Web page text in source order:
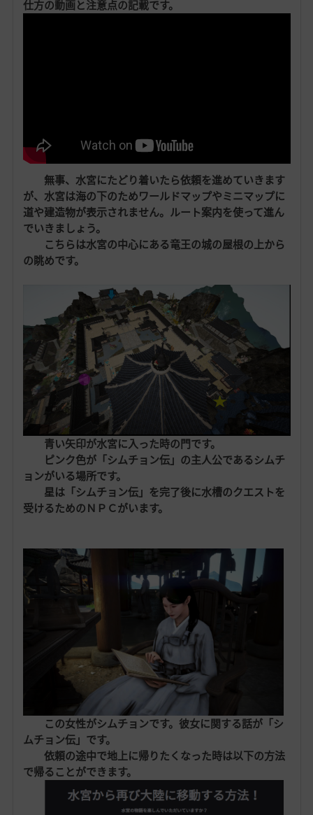
仕方の動画と注意点の記載です。
無事、水宮にたどり着いたら依頼を進めていきます
が、水宮は海の下のためワールドマップやミニマップに
道や建造物が表示されません。ルート案内を使って進ん
でいきましょう。
こちらは水宮の中心にある竜王の城の屋根の上から
の眺めです。
青い矢印が水宮に入った時の門です。
ピンク色が「シムチョン伝」の主人公であるシムチ
ョンがいる場所です。
星は「シムチョン伝」を完了後に水槽のクエストを
受けるためのＮＰＣがいます。
この女性がシムチョンです。彼女に関する話が「シ
ムチョン伝」です。
依頼の途中で地上に帰りたくなった時は以下の方法
で帰ることができます。